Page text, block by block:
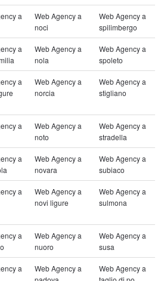
a
Web Agency a
noci
Web Agency a
spilimbergo
a
Web Agency a
nola
Web Agency a
spoleto
a
Web Agency a
norcia
Web Agency a
stigliano
a
Web Agency a
noto
Web Agency a
stradella
a
Web Agency a
novara
Web Agency a
subiaco
a
Web Agency a
novi ligure
Web Agency a
sulmona
a
Web Agency a
nuoro
Web Agency a
susa
a
Web Agency a
Web Agency a